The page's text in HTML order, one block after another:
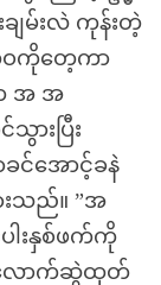
ျမ်းလဲ ကုန်းတဲ့
တ်ဝကိုတေ့ကာ
ဟ အ အ
ားပြီး
င်အောင့်ခနဲ
ားသည်။ ”အ
ပါးနှစ်ဖက်ကို
က်လောက်ဆွဲထုတ်